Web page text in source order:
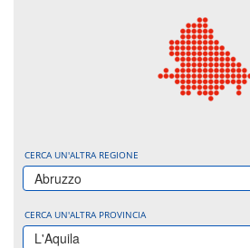
CERCA UN'ALTRA REGIONE
Abruzzo
CERCA UN'ALTRA PROVINCIA
L'Aquila